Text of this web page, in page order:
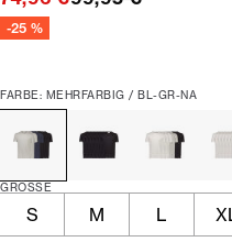
-25 %
FARBE: MEHRFARBIG / BL-GR-NA
GRÖSSE
S M L